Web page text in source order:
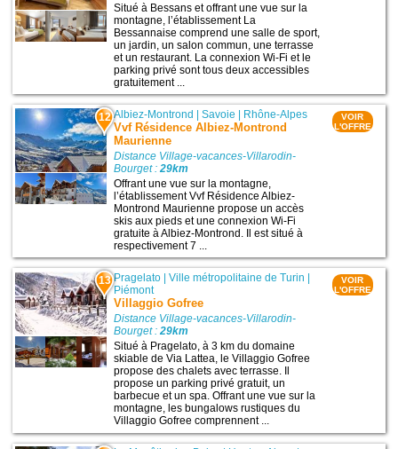
Situé à Bessans et offrant une vue sur la
montagne, l’établissement La
Bessannaise comprend une salle de sport,
un jardin, un salon commun, une terrasse
et un restaurant. La connexion Wi-Fi et le
parking privé sont tous deux accessibles
gratuitement ...
12 Albiez-Montrond |Savoie | Rhône-Alpes
Vvf Résidence Albiez-Montrond
Maurienne
Distance Village-vacances-Villarodin-
Bourget :29km
Offrant une vue sur la montagne,
l’établissement Vvf Résidence Albiez-
Montrond Maurienne propose un accès
skis aux pieds et une connexion Wi-Fi
gratuite à Albiez-Montrond. Il est situé à
respectivement 7 ...
VOIR
L'OFFRE
13 Pragelato |Ville métropolitaine de Turin
Piémont
Villaggio Gofree
Distance Village-vacances-Villarodin-
Bourget :29km
Situé à Pragelato, à 3 km du domaine
skiable de Via Lattea, le Villaggio Gofree
propose des chalets avec terrasse. Il
propose un parking privé gratuit, un
barbecue et un spa. Offrant une vue sur la
montagne, les bungalows rustiques du
Villaggio Gofree comprennent ...
VOIR
L'OFFRE